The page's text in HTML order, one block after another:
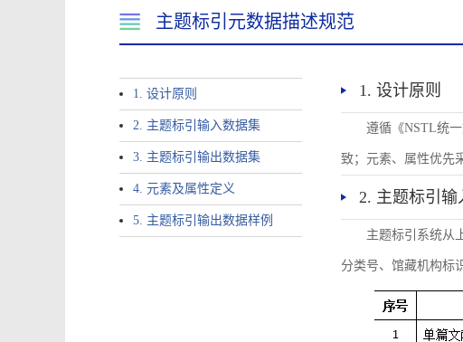
主题标引元数据描述规范
1. 设计原则
2. 主题标引输入数据集
3. 主题标引输出数据集
4. 元素及属性定义
5. 主题标引输出数据样例
1. 设计原则
遵循《NSTL统
致；元素、属性优先
2. 主题标引输
主题标引系统从
分类号、馆藏机构标